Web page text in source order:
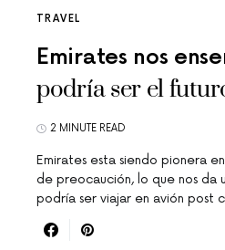
TRAVEL
Emirates nos
podría ser el
2 MINUTE READ
Emirates esta siendo pionera
de preocaución, lo que nos da
podría ser viajar en avión post